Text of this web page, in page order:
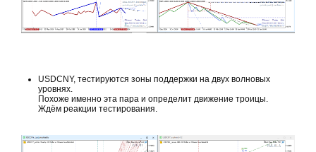
USDCNY, тестируются зоны поддержки на двух волновых
уровнях.
Похоже именно эта пара и определит движение троицы.
Ждём реакции тестирования.